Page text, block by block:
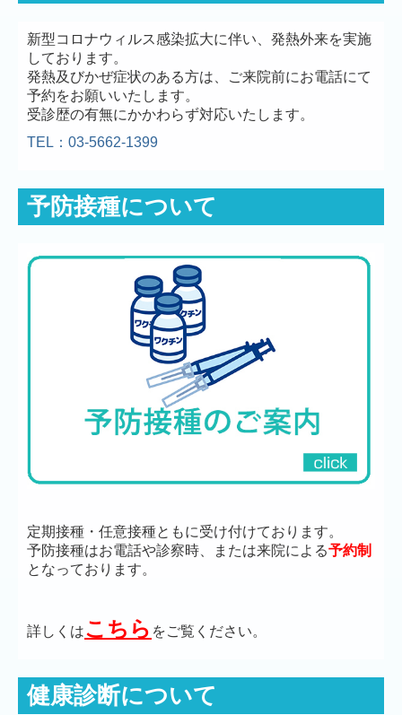
新型コロナウィルス感染拡大に伴い、発熱外来を実施
しております。
発熱及びかぜ症状のある方は、ご来院前にお電話にて
予約をお願いいたします。
受診歴の有無にかかわらず対応いたします。
TEL：03-5662-1399
予防接種について
定期接種・任意接種ともに受け付けております。
予防接種はお電話や診察時、または来院による予約制
となっております。
詳しくはこちら をご覧ください。
健康診断について